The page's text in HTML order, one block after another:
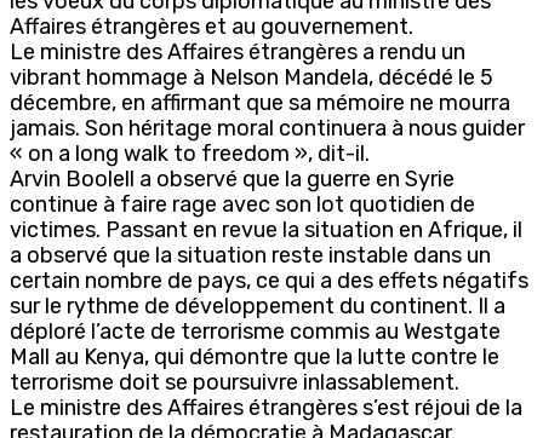
Affaires étrangères et au gouvernement.
Le ministre des Affaires étrangères a rendu un
vibrant hommage à Nelson Mandela, décédé le 5
décembre, en affirmant que sa mémoire ne mourra
jamais. Son héritage moral continuera à nous guider
« on a long walk to freedom », dit-il.
Arvin Boolell a observé que la guerre en Syrie
continue à faire rage avec son lot quotidien de
victimes. Passant en revue la situation en Afrique, il
a observé que la situation reste instable dans un
certain nombre de pays, ce qui a des effets négatifs
sur le rythme de développement du continent. Il a
déploré l’acte de terrorisme commis au Westgate
Mall au Kenya, qui démontre que la lutte contre le
terrorisme doit se poursuivre inlassablement.
Le ministre des Affaires étrangères s’est réjoui de la